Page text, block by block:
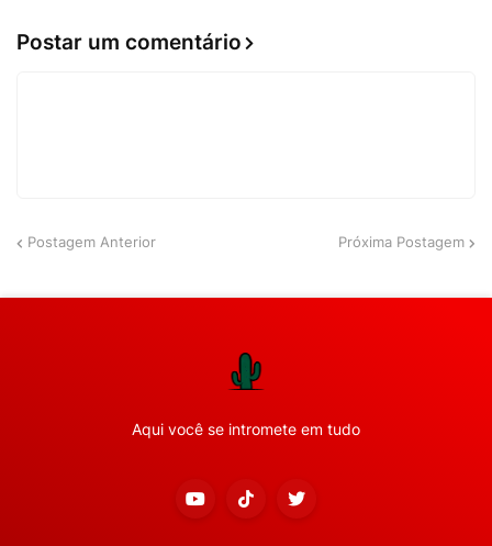
Postar um comentário
Postagem Anterior Próxima Postagem
Aqui você se intromete em tudo